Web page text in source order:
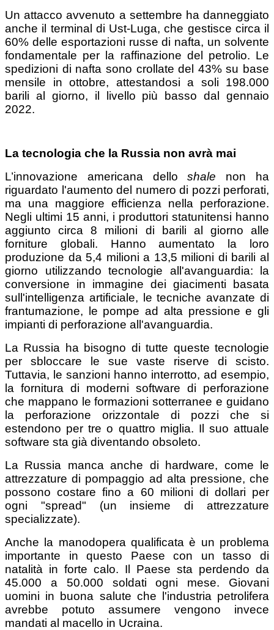
Un attacco avvenuto a settembre ha danneggiato
anche il terminal di Ust-Luga, che gestisce circa il
60% delle esportazioni russe di nafta, un solvente
fondamentale per la raffinazione del petrolio. Le
spedizioni di nafta sono crollate del 43% su base
mensile in ottobre, attestandosi a soli 198.000
barili al giorno, il livello più basso dal gennaio
2022.
La tecnologia che la Russia non avrà mai
L’innovazione americana delloshale non ha
riguardato l'aumento del numero di pozzi perforati,
ma una maggiore efficienza nella perforazione.
Negli ultimi 15 anni, i produttori statunitensi hanno
aggiunto circa 8 milioni di barili al giorno alle
forniture globali. Hanno aumentato la loro
produzione da 5,4 milioni a 13,5 milioni di barili al
giorno utilizzando tecnologie all'avanguardia: la
conversione in immagine dei giacimenti basata
sull'intelligenza artificiale, le tecniche avanzate di
frantumazione, le pompe ad alta pressione e gli
impianti di perforazione all'avanguardia.
La Russia ha bisogno di tutte queste tecnologie
per sbloccare le sue vaste riserve di scisto.
Tuttavia, le sanzioni hanno interrotto, ad esempio,
la fornitura di moderni software di perforazione
che mappano le formazioni sotterranee e guidano
la perforazione orizzontale di pozzi che si
estendono per tre o quattro miglia. Il suo attuale
software sta già diventando obsoleto.
La Russia manca anche di hardware, come le
attrezzature di pompaggio ad alta pressione, che
possono costare fino a 60 milioni di dollari per
ogni "spread" (un insieme di attrezzature
specializzate).
Anche la manodopera qualificata è un problema
importante in questo Paese con un tasso di
natalità in forte calo. Il Paese sta perdendo da
45.000 a 50.000 soldati ogni mese. Giovani
uomini in buona salute che l'industria petrolifera
avrebbe potuto assumere vengono invece
mandati al macello in Ucraina.